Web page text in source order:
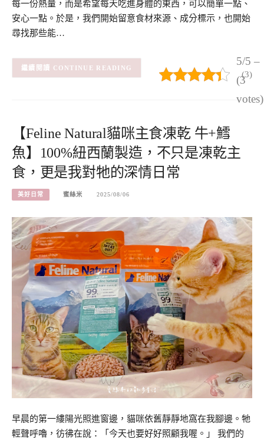
每一份熱量，而是希望每天吃進身體的東西，可以簡單一點、
安心一點。於是，我們開始留意食材來源、成分標示，也開始
尋找那些能…
5/5 –
(3
votes)
(3)
CONTINUE READING
【Feline Natural貓咪主食凍乾 牛+鱈
魚】100%紐西蘭製造，不只是凍乾主
食，更是我對牠的深情日常
美好日常 蜜絲米 2025/08/06
早晨的第一縷陽光照進窗邊，貓咪依舊靜靜地窩在我腳邊。牠
輕聲呼嚕，彷彿在說：「今天也要好好照顧我喔。」 我們的